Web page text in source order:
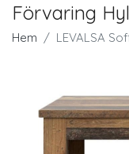
Förvaring
Hem LEVALSA